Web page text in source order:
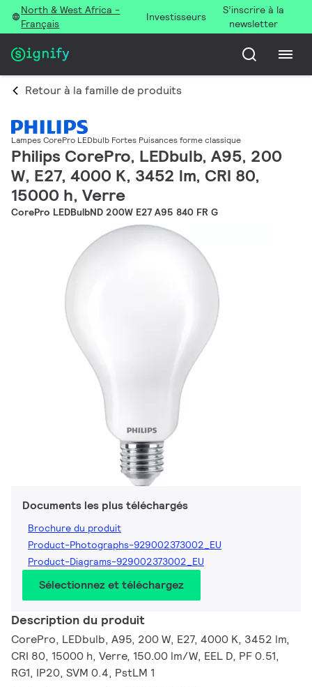
North & West Africa -
Français
Investisseurs
S’inscrire à la
newsletter
Retour à la famille de produits
Lampes CorePro LEDbulb Fortes Puisances forme classique
Philips CorePro, LEDbulb, A95, 200
W, E27, 4000 K, 3452 lm, CRI 80,
15000 h, Verre
CorePro LEDBulbND 200W E27 A95 840 FR G
Documents les plus téléchargés
Brochure du produit
Product-Photographs-929002373002_EU
Product-Diagrams-929002373002_EU
Sélectionnez et téléchargez
Description du produit
CorePro, LEDbulb, A95, 200 W, E27, 4000 K, 3452 lm,
CRI 80, 15000 h, Verre, 150.00 lm/W, EEL D, PF 0.51,
RG1, IP20, SVM 0.4, PstLM 1